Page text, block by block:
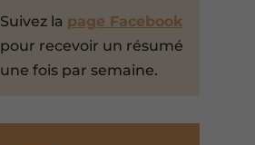
Suivez la page Facebook
pour recevoir un résumé
une fois par semaine.